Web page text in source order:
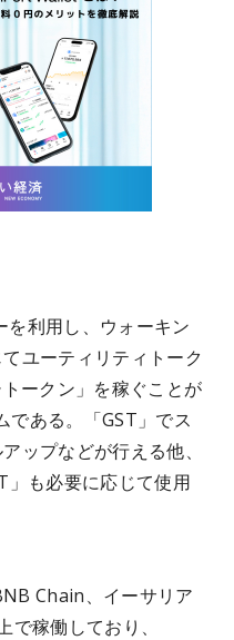
を利用し、ウォーキン
ユーティリティトーク
ークン」を稼ぐことが
ある。「GST」でス
ップなどが行える他、
」も必要に応じて使用
Chain、イーサリア
稼働しており、